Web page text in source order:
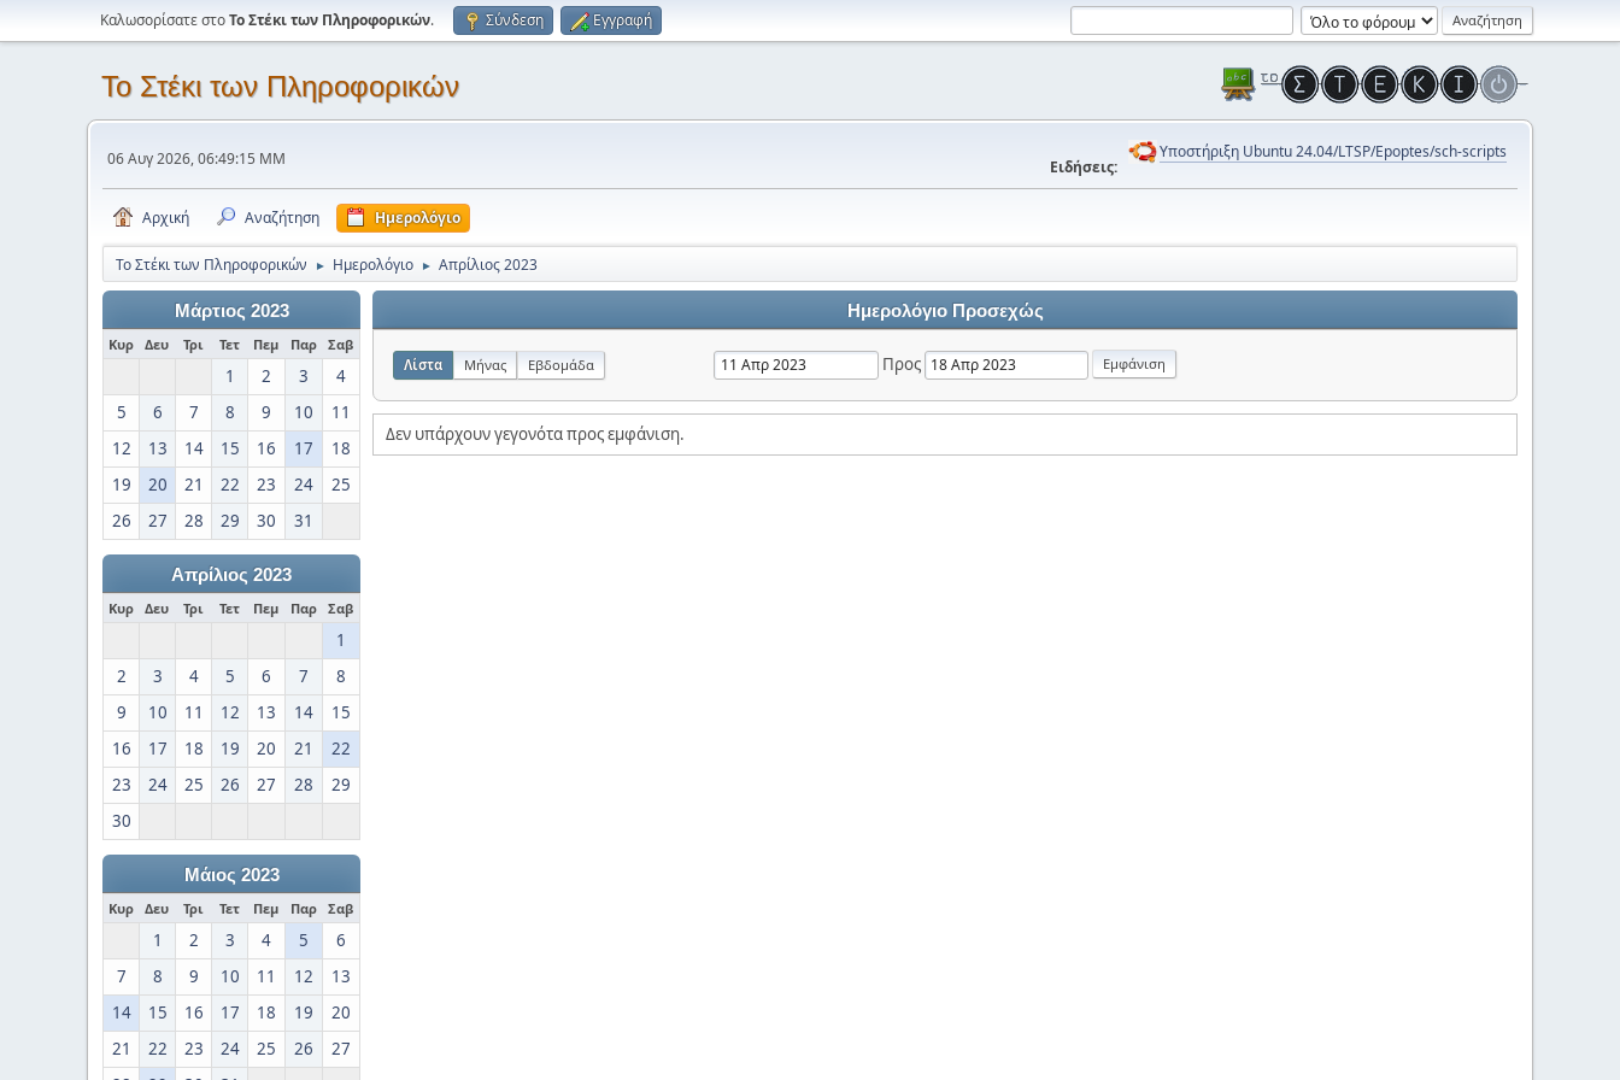
Καλωσορίσατε στοΤο Στέκι των Πληροφορικών. Σύνδεση Εγγραφή
Το Στέκι των Πληροφορικών
06 Αυγ 2026, 06:49:15 ΜΜ Ειδήσεις:
Υποστήριξη Ubuntu 24.04/LTSP/Epoptes/sch-scripts
Αρχική Αναζήτηση Ημερολόγιο
Το Στέκι των Πληροφορικών ► Ημερολόγιο ► Απρίλιος 2023
Μάρτιος 2023
Κυρ Δευ Τρι Τετ Πεμ Παρ Σαβ
1 2 3
4
5
6 7 8 9 10
11
12
13 14 15 16 17
18
19
20 21 22 23 24
25
26
27 28 29 30 31
Απρίλιος 2023
Κυρ Δευ Τρι Τετ Πεμ Παρ Σαβ
1
2
3 4 5 6 7
8
9
10 11 12 13 14
15
16
17 18 19 20 21
22
23
24 25 26 27 28
29
30
Μάιος 2023
Κυρ Δευ Τρι Τετ Πεμ Παρ Σαβ
1 2 3 4 5
6
7
8 9 10 11 12
13
14
15 16 17 18 19
20
21
22 23 24 25 26
27
Ημερολόγιο Προσεχώς
Λίστα Μήνας Εβδομάδα Προς
Δεν υπάρχουν γεγονότα προς εμφάνιση.